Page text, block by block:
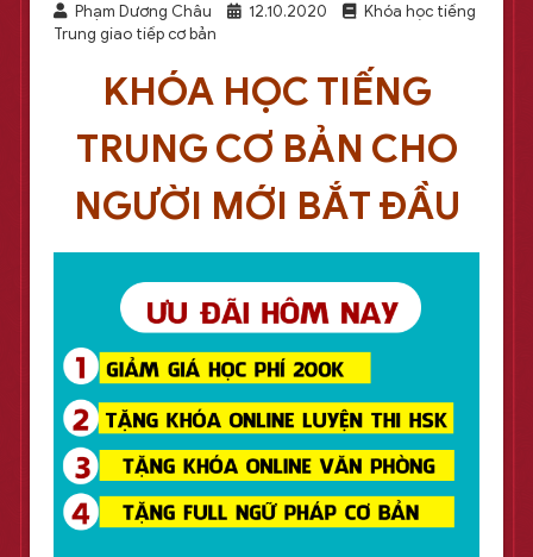
Phạm Dương Châu 12.10.2020
Khóa học tiếng
Trung giao tiếp cơ bản
KHÓA HỌC TIẾNG
TRUNG CƠ BẢN CHO
NGƯỜI MỚI BẮT ĐẦU